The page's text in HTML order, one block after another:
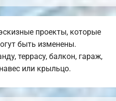
проекты, которые
быть изменены.
террасу, балкон, гараж,
или крыльцо.